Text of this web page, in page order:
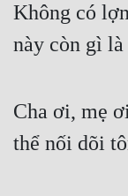
Du Hí
Dã Sử
Không có
này còn gì
Cha ơi, mẹ
thể nối dõi